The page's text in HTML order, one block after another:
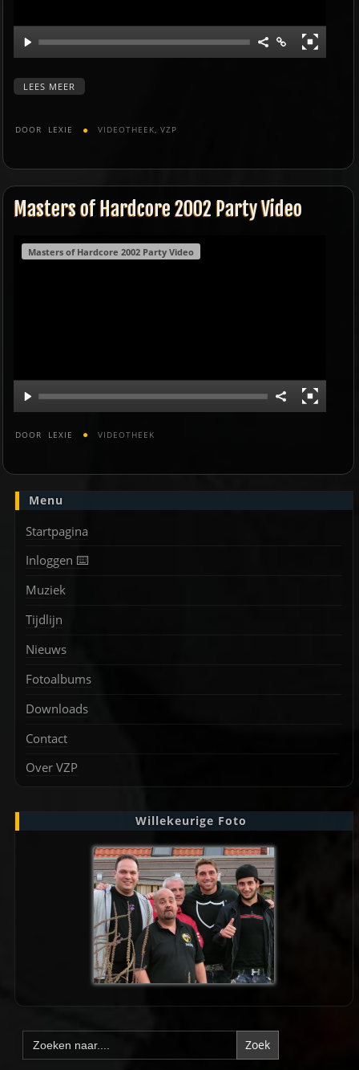
LEES MEER
DOOR LEXIE VIDEOTHEEK, VZP
Masters of Hardcore 2002 Party Video
Masters of Hardcore 2002 Party Video
DOOR LEXIE VIDEOTHEEK
Menu
Startpagina
Inloggen ⌨️
Muziek
Tijdlijn
Nieuws
Fotoalbums
Downloads
Contact
Over VZP
Willekeurige Foto
Zoek
naar: